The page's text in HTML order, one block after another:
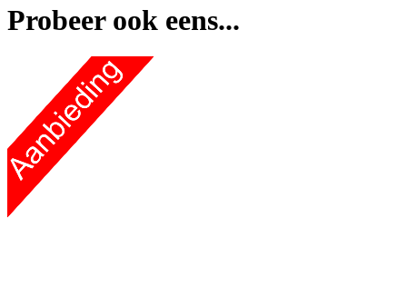
Probeer ook eens...